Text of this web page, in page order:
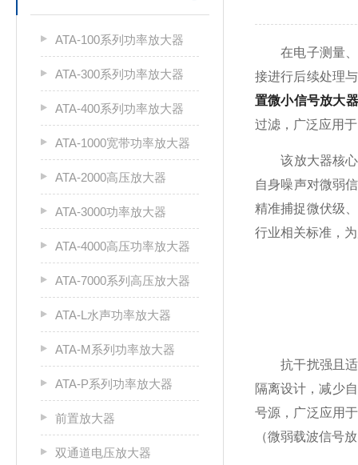
ATA-100系列功率放大器
ATA-300系列功率放大器
ATA-400系列功率放大器
ATA-1000宽带功率放大器
ATA-2000高压放大器
ATA-3000功率放大器
ATA-4000高压功率放大器
ATA-7000系列高压放大器
ATA-L水声功率放大器
ATA-M系列功率放大器
ATA-P系列功率放大器
前置放大器
双通道电压放大器
在电子测量、
接进行后续处理
置微小信号放大器
过滤，广泛应用
该放大器核心
自身噪声对微弱
精准捕捉微伏级
行业相关标准，
抗干扰强且适
隔离设计，减少
号源，广泛应用
（微弱载波信号